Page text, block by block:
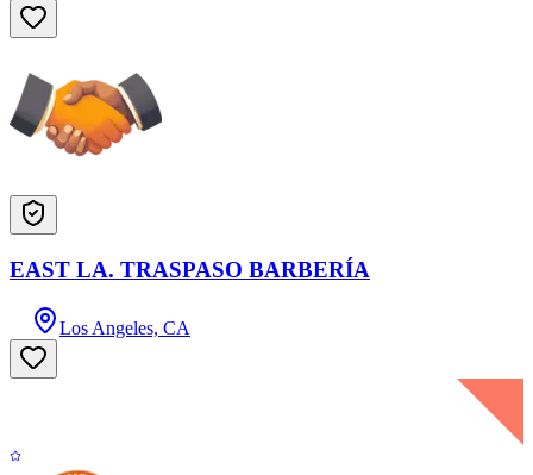
EAST LA. TRASPASO BARBERÍA
Los Angeles, CA